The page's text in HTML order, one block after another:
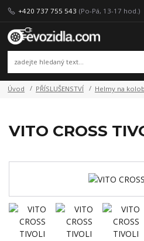
+420 737 755 543 (Po-Pá, 13-17 hod.)
Úvod PŘÍSLUŠENSTVÍ Helmy na
VITO CROSS